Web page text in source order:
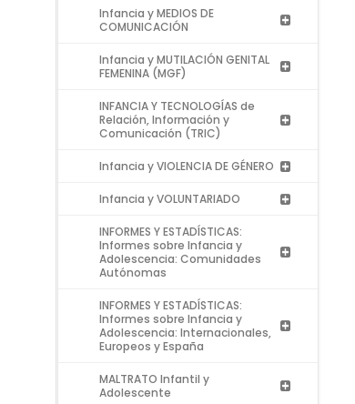
Infancia y MEDIOS DE
COMUNICACIÓN
Infancia y MUTILACIÓN GENITAL
FEMENINA (MGF)
INFANCIA Y TECNOLOGÍAS de
Relación, Información y
Comunicación (TRIC)
Infancia y VIOLENCIA DE GÉNERO
Infancia y VOLUNTARIADO
INFORMES Y ESTADÍSTICAS:
Informes sobre Infancia y
Adolescencia: Comunidades
Autónomas
INFORMES Y ESTADÍSTICAS:
Informes sobre Infancia y
Adolescencia: Internacionales,
Europeos y España
MALTRATO Infantil y
Adolescente